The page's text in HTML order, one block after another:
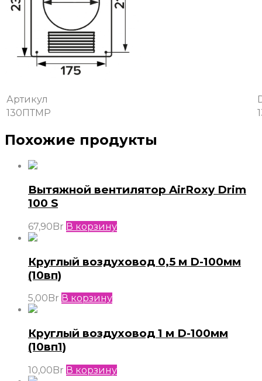
Артикул
130ПТМР
Похожие продукты
Вытяжной вентилятор AirRoxy Drim
100 S
67,90Br В корзину
Круглый воздуховод 0,5 м D-100мм
(10вп)
5,00 Br В корзину
Круглый воздуховод 1 м D-100мм
(10вп1)
10,00Br В корзину